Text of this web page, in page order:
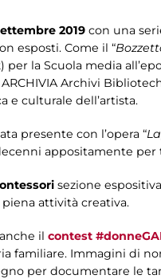
2019 con una
esposti. Come il “
per la Scuola media
Archivi
e culturale dell’artista.
presente con l’opera “
appositamente per
sezione
piena attività creativa.
il contest
familiare. Immagini di
per documentare le